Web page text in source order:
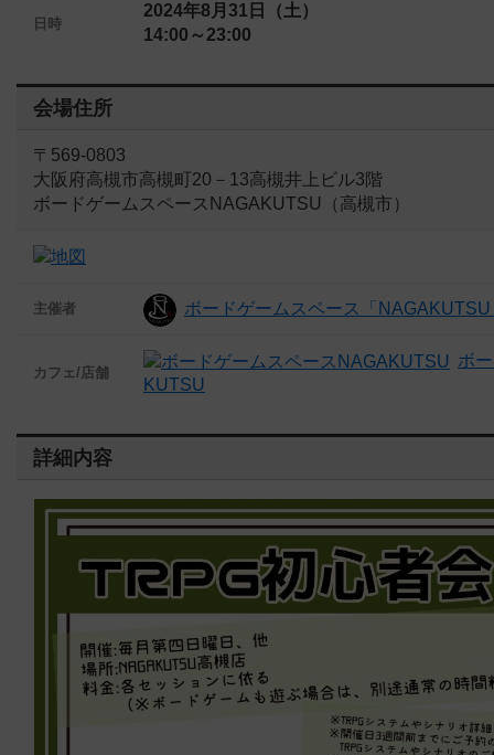
日時
2024年8月31日（土）
14:00～23:00
会場住所
〒569-0803
大阪府高槻市高槻町20－13高槻井上ビル3階
ボードゲームスペースNAGAKUTSU（高槻市）
主催者 ボードゲームスペース「
カフェ/店舗
ボ
KUTSU
詳細内容